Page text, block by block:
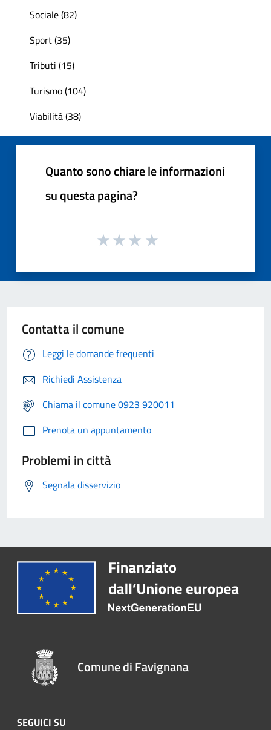
Sociale (82)
Sport (35)
Tributi (15)
Turismo (104)
Viabilità (38)
Quanto sono chiare le informazioni
su questa pagina?
Contatta il comune
Leggi le domande frequenti
Richiedi Assistenza
Chiama il comune 0923 920011
Prenota un appuntamento
Problemi in città
Segnala disservizio
Comune di Favignana
SEGUICI SU